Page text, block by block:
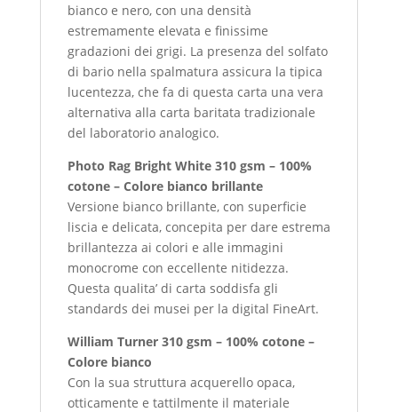
bianco e nero, con una densità
estremamente elevata e finissime
gradazioni dei grigi. La presenza del solfato
di bario nella spalmatura assicura la tipica
lucentezza, che fa di questa carta una vera
alternativa alla carta baritata tradizionale
del laboratorio analogico.
Photo Rag Bright White 310 gsm – 100%
cotone – Colore bianco brillante
Versione bianco brillante, con superficie
liscia e delicata, concepita per dare estrema
brillantezza ai colori e alle immagini
monocrome con eccellente nitidezza.
Questa qualita’ di carta soddisfa gli
standards dei musei per la digital FineArt.
William Turner 310 gsm – 100% cotone –
Colore bianco
Con la sua struttura acquerello opaca,
otticamente e tattilmente il materiale